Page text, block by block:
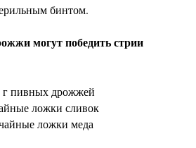
бинтом.
могут победить стрии
г пивных дрожжей
ложки сливок
ложки меда